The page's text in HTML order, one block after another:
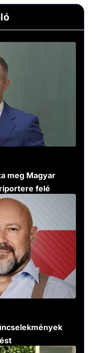
meg Magyar
felé